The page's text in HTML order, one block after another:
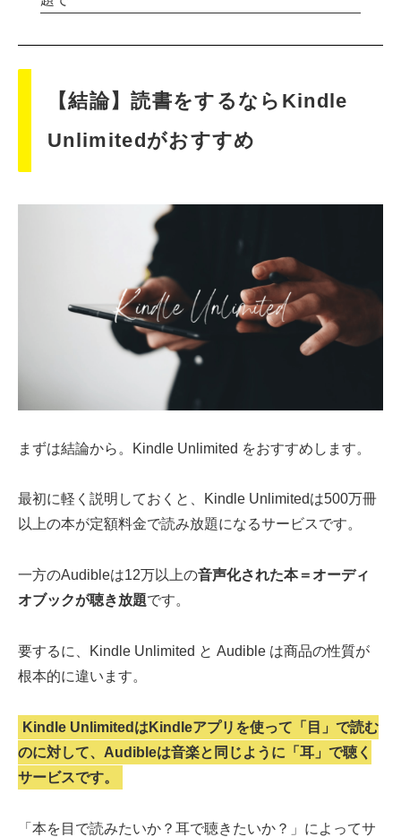
【結論】読書をするならKindle
Unlimitedがおすすめ
まずは結論から。Kindle Unlimited をおすすめします。
最初に軽く説明しておくと、Kindle Unlimitedは500万冊
以上の本が定額料金で読み放題になるサービスです。
一方のAudibleは12万以上の音声化された本＝オーディ
オブックが聴き放題です。
要するに、Kindle Unlimited と Audible は商品の性質が
根本的に違います。
Kindle UnlimitedはKindleアプリを使って「目」で読む
のに対して、Audibleは音楽と同じように「耳」で聴く
サービスです。
「本を目で読みたいか？耳で聴きたいか？」によってサ